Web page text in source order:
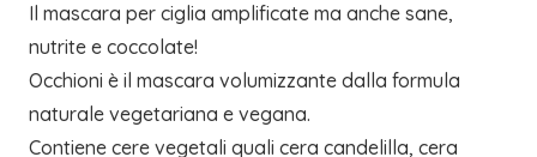
Il mascara per ciglia amplificate ma anche sane,
nutrite e coccolate!
Occhioni è il mascara volumizzante dalla formula
naturale vegetariana e vegana.
Contiene cere vegetali quali cera candelilla, cera